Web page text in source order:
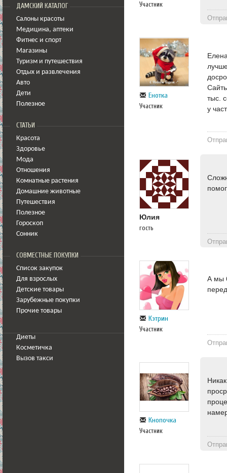
ДАМСКИЙ КАТАЛОГ
Салоны красоты
Медицина, аптеки
Фитнес и спорт
Магазины
Туризм и путешествия
Отдых и развлечения
Авто
Дети
Полезное
СТАТЬИ
Красота
Здоровье
Мода
Отношения
Комнатные растения
Домашние животные
Путешествия
Полезное
Гороскоп
Сонник
СОВМЕСТНЫЕ ПОКУПКИ
Список закупок
Для взрослых
Детские товары
Зарубежные покупки
Прочие товары
Диеты
Косметичка
Вызов такси
Участник
Енотка
Участник
тыс.
у
Юлия
гость
Кэтрин
Участник
А мы
Кнопочка
Участник